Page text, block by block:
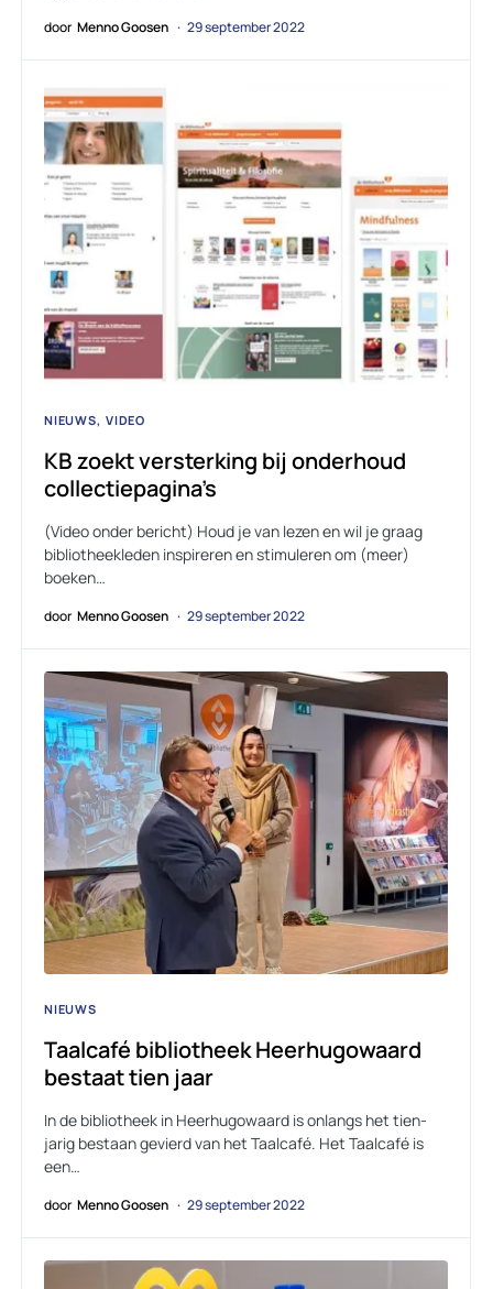
door Menno Goosen 29 september 2022
NIEUWS VIDEO
KB zoekt versterking bij onderhoud
collectiepagina’s
(Video onder bericht) Houd je van lezen en wil je graag
bibliotheekleden inspireren en stimuleren om (meer)
boeken…
door Menno Goosen 29 september 2022
NIEUWS
Taalcafé bibliotheek Heerhugowaard
bestaat tien jaar
In de bibliotheek in Heerhugowaard is onlangs het tien-
jarig bestaan gevierd van het Taalcafé. Het Taalcafé is
een…
door Menno Goosen 29 september 2022